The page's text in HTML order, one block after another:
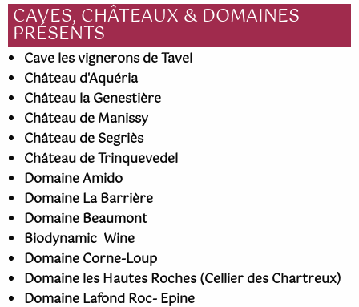
CAVES, CHÂTEAUX & DOMAINES
PRÉSENTS
Cave les vignerons de Tavel
Château d'Aquéria
Château la Genestière
Château de Manissy
Château de Segriès
Château de Trinquevedel
Domaine Amido
Domaine La Barrière
Domaine Beaumont
Biodynamic Wine
Domaine Corne-Loup
Domaine les Hautes Roches (Cellier des Chartreux)
Domaine Lafond Roc- Epine